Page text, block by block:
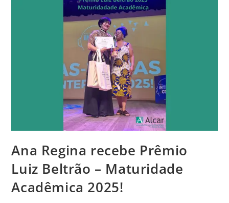
Ana Regina recebe Prêmio
Luiz Beltrão – Maturidade
Acadêmica 2025!